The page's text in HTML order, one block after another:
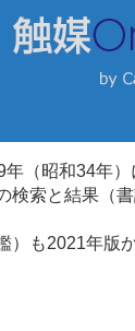
（昭和34年
検索と結果（
）も2021年